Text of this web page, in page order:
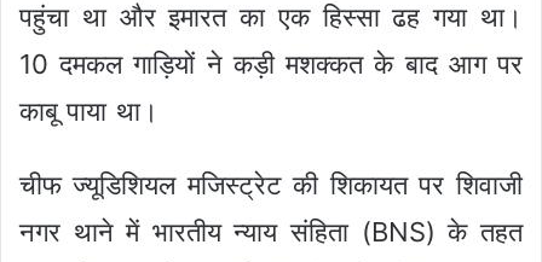
पहुंचा था और इमारत का एक हिस्सा ढह गया था।
10 दमकल गाड़ियों ने कड़ी मशक्कत के बाद आग पर
काबू पाया था।
चीफ ज्यूडिशियल मजिस्ट्रेट की शिकायत पर शिवाजी
नगर थाने में भारतीय न्याय संहिता (BNS) के तहत